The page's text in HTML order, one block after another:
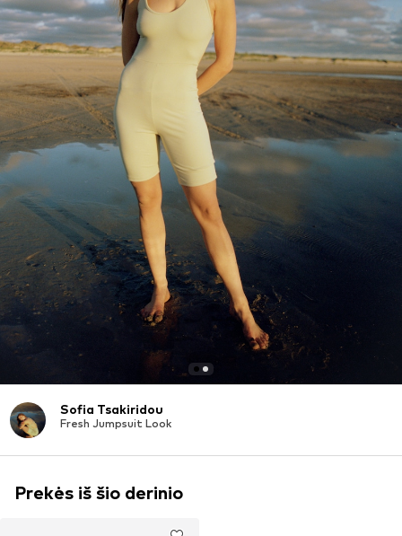
Sofia Tsakiridou
Fresh Jumpsuit Look
Prekės iš šio derinio